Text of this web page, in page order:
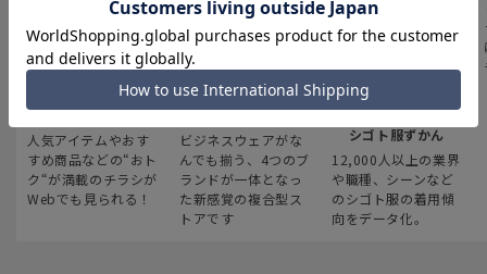
最新のお買い得情報
人気アイテムやおす
すめ商品などの“おト
ク“が満載のチラシが
Webでも見られる！
スーツスクエア
ビジネスウェアがな
んでも揃う、4つのブ
ランドが一体となっ
た新感覚の複合型ス
トアです
みんなの
シゴト服ずかん
12,000人以上の業界
や職種、シーンなど
のシゴト服の着用傾
向をデータ化。